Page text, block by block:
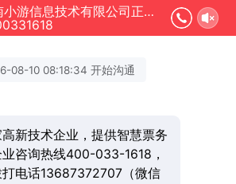
湖南小游信息技术有限公司正在为您服务
08-10 08:18:34 开始沟通
新技术企业，提供智慧票务
咨询热线400-033-1618，
电话13687372707（微信